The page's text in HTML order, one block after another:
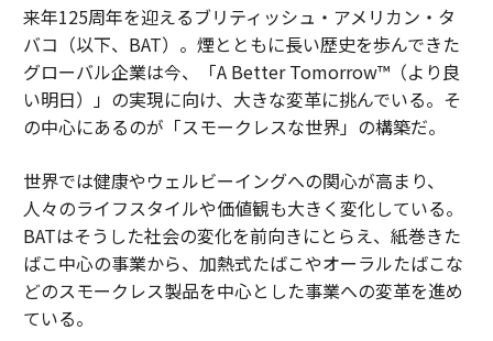
来年125周年を迎えるブリティッシュ・アメリカン・タ
バコ（以下、BAT）。煙とともに長い歴史を歩んできた
グローバル企業は今、「A Better Tomorrow™（より良
い明日）」の実現に向け、大きな変革に挑んでいる。そ
の中心にあるのが「スモークレスな世界」の構築だ。
世界では健康やウェルビーイングへの関心が高まり、
人々のライフスタイルや価値観も大きく変化している。
BATはそうした社会の変化を前向きにとらえ、紙巻きた
ばこ中心の事業から、加熱式たばこやオーラルたばこな
どのスモークレス製品を中心とした事業への変革を進め
ている。